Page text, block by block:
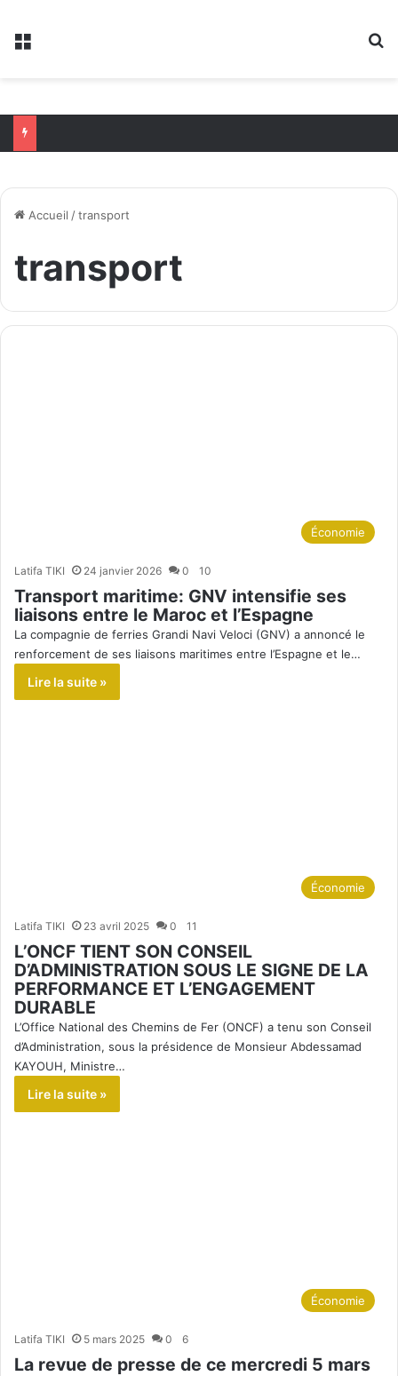
Menu
Accueil /transport
transport
Économie
Latifa TIKI 24 janvier 2026 0 10
Transport maritime: GNV intensifie ses
liaisons entre le Maroc et l’Espagne
La compagnie de ferries Grandi Navi Veloci (GNV) a annoncé le
renforcement de ses liaisons maritimes entre l’Espagne et le…
Lire la suite »
Économie
Latifa TIKI 23 avril 2025 0 11
L’ONCF TIENT SON CONSEIL
D’ADMINISTRATION SOUS LE SIGNE DE LA
PERFORMANCE ET L’ENGAGEMENT
DURABLE
L’Office National des Chemins de Fer (ONCF) a tenu son Conseil
d’Administration, sous la présidence de Monsieur Abdessamad
KAYOUH, Ministre…
Lire la suite »
Économie
Latifa TIKI 5 mars 2025 0 6
La revue de presse de ce mercredi 5 mars